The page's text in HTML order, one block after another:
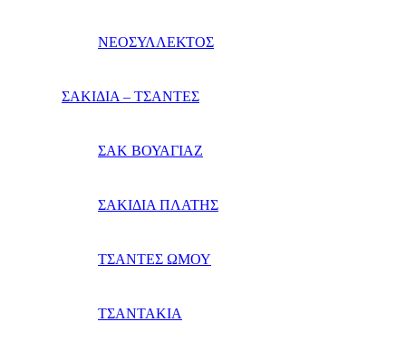
ΝΕΟΣΥΛΛΕΚΤΟΣ
ΣΑΚΙΔΙΑ – ΤΣΑΝΤΕΣ
ΣΑΚ ΒΟΥΑΓΙΑΖ
ΣΑΚΙΔΙΑ ΠΛΑΤΗΣ
ΤΣΑΝΤΕΣ ΩΜΟΥ
ΤΣΑΝΤΑΚΙΑ